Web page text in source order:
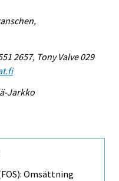
2657, Tony Valve 029
Jarkko
Omsättning